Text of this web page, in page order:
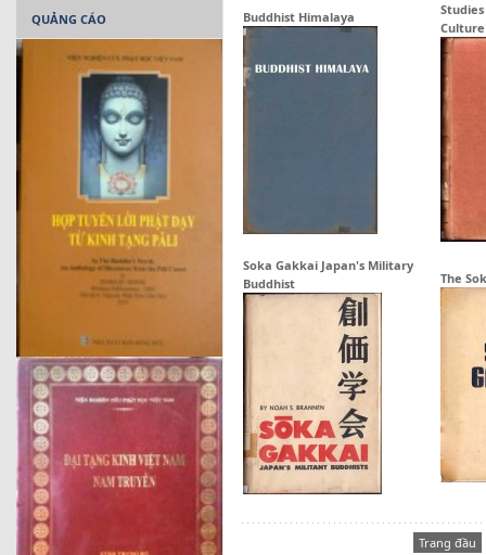
Buddhist Himalaya
Soka Gakkai Japan's Military
Buddhist
The
Trang đầu
QUẢNG CÁO